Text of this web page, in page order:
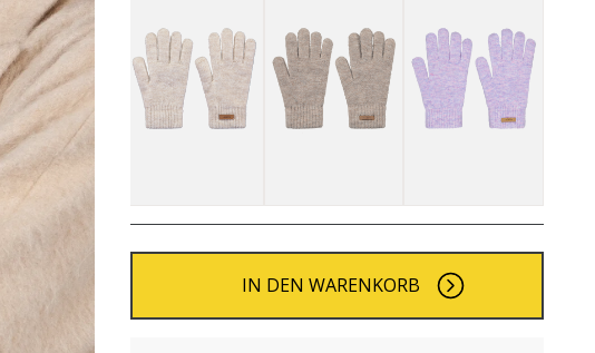
IN DEN WARENKORB